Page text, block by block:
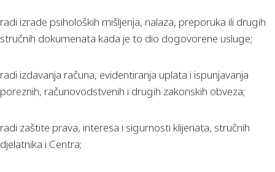
radi izrade psiholoških mišljenja, nalaza, preporuka ili drugih
stručnih dokumenata kada je to dio dogovorene usluge;
radi izdavanja računa, evidentiranja uplata i ispunjavanja
poreznih, računovodstvenih i drugih zakonskih obveza;
radi zaštite prava, interesa i sigurnosti klijenata, stručnih
djelatnika i Centra;